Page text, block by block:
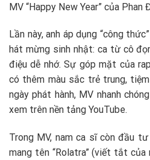
MV “Happy New Year” của Phan
Lần này, anh áp dụng “công
hát mừng sinh nhật: ca từ cô
điệu dễ nhớ. Sự góp mặt của
có thêm màu sắc trẻ trung,
ngày phát hành, MV nhanh
xem trên nền tảng YouTube.
Trong MV, nam ca sĩ còn đầu
mang tên “Rolatra” (viết tắt